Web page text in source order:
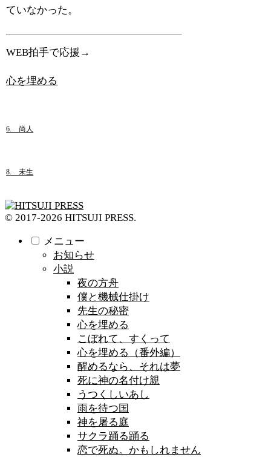
ていなかった。
WEB拍手で応援→
心を埋める
6. 尚人
8. 未生
© 2017-2026 HITSUJI PRESS.
メニュー
お知らせ
小説
夜の方舟
僕と機械仕掛け
先生の秘密
心を埋める
こぼれて、すくって
心を埋める（番外編）
醒めるなら、それは夢
死に神の名付け親
うつくしいあし
雨を待つ国
神を屠る庭
サクラ踊る踊る
恋で死ぬ。かもしれません